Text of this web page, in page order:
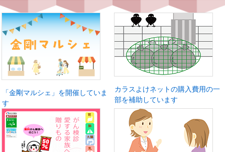
「金剛マルシェ」を開催していま
す
カラスよけネットの購入費用の一
部を補助しています